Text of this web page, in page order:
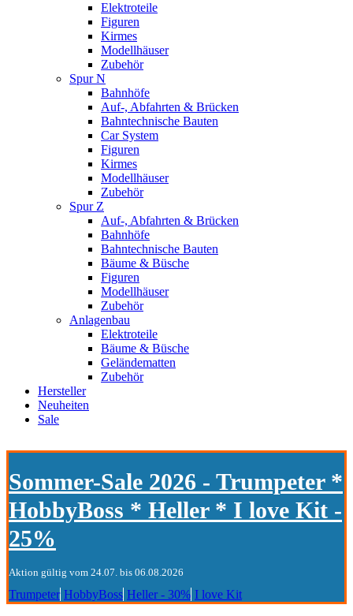
Elektroteile
Figuren
Kirmes
Modellhäuser
Zubehör
Spur N
Bahnhöfe
Auf-, Abfahrten & Brücken
Bahntechnische Bauten
Car System
Figuren
Kirmes
Modellhäuser
Zubehör
Spur Z
Auf-, Abfahrten & Brücken
Bahnhöfe
Bahntechnische Bauten
Bäume & Büsche
Figuren
Modellhäuser
Zubehör
Anlagenbau
Elektroteile
Bäume & Büsche
Geländematten
Zubehör
Hersteller
Neuheiten
Sale
Sommer-Sale 2026 - Trumpeter *
HobbyBoss * Heller * I love Kit -
25%
Aktion gültig vom 24.07. bis 06.08.2026
Trumpeter HobbyBoss Heller - 30% I love Kit